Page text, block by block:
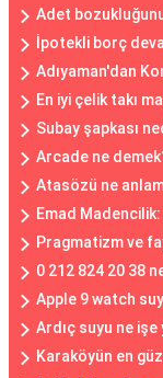
Adet
İpotekli borç
Adıyaman'dan
En iyi çelik takı
Subay şapkası
Arcade ne
Atasözü ne
Emad
Pragmatizm ve
0 212 824 20 38
Apple 9 watch
Ardıç suyu ne işe
Karaköyün en